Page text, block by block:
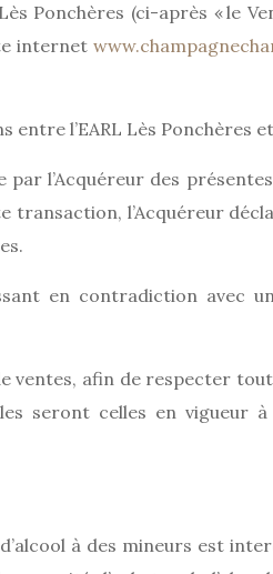
Ponchères (ci-après « le
internet
l’EARL Lès Ponchères et
l’Acquéreur des
transaction, l’Acquéreur
en contradiction avec
ventes, afin de respecter
seront celles en vigueur
à des mineurs est